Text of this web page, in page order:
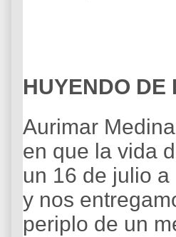
HUYENDO DE
Aurimar
en que la vida
un 16 de julio
y nos
periplo de un